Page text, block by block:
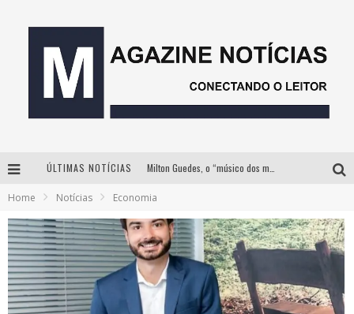
ÚLTIMAS NOTÍCIAS
Hot Wheels Monster Trucks Live™ confirma Belo Horizonte na turnê América do Sul 2027
Home Notícias Economia